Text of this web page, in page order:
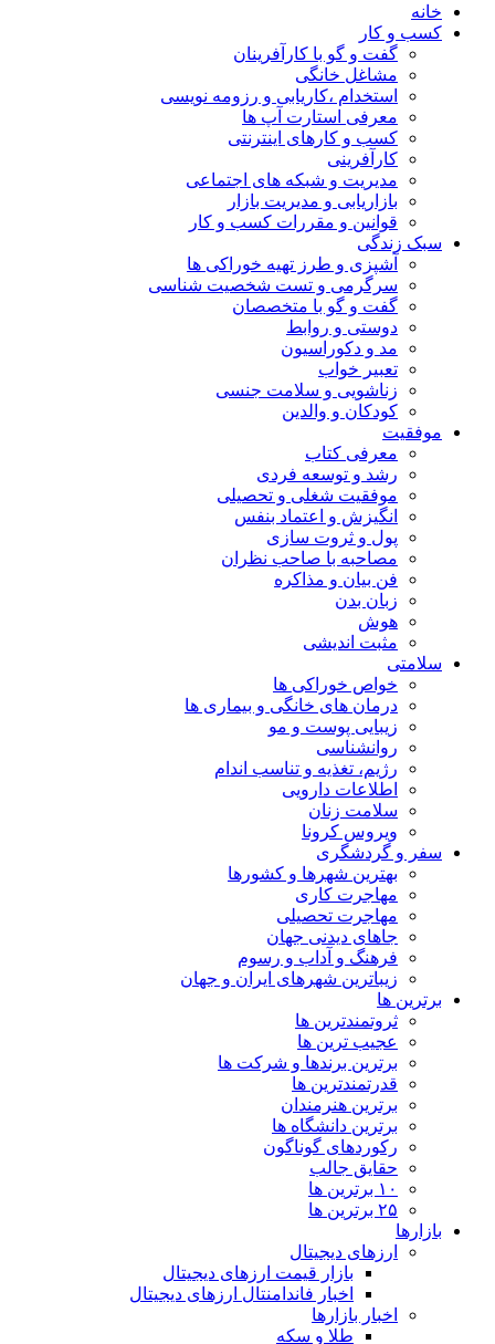
خانه
کسب و کار
گفت و گو با کارآفرینان
مشاغل خانگی
استخدام ،کاریابی و رزومه نویسی
معرفی استارت آپ ها
کسب و کارهای اینترنتی
کارآفرینی
مدیریت و شبکه های اجتماعی
بازاریابی و مدیریت بازار
قوانین و مقررات کسب و کار
سبک زندگی
آشپزی و طرز تهیه خوراکی ها
سرگرمی و تست شخصیت شناسی
گفت و گو با متخصصان
دوستی و روابط
مد و دکوراسیون
تعبیر خواب
زناشویی و سلامت جنسی
کودکان و والدین
موفقیت
معرفی کتاب
رشد و توسعه فردی
موفقیت شغلی و تحصیلی
انگیزش و اعتماد بنفس
پول و ثروت سازی
مصاحبه با صاحب نظران
فن بیان و مذاکره
زبان بدن
هوش
مثبت اندیشی
سلامتی
خواص خوراکی ها
درمان های خانگی و بیماری ها
زیبایی پوست و مو
روانشناسی
رژیم، تغذیه و تناسب اندام
اطلاعات دارویی
سلامت زنان
ویروس کرونا
سفر و گردشگری
بهترین شهرها و کشورها
مهاجرت کاری
مهاجرت تحصیلی
جاهای دیدنی جهان
فرهنگ و آداب و رسوم
زیباترین شهرهای ایران و جهان
برترین ها
ثروتمندترین ها
عجیب ترین ها
برترین برندها و شرکت ها
قدرتمندترین ها
برترین هنرمندان
برترین دانشگاه ها
رکوردهای گوناگون
حقایق جالب
۱۰ برترین ها
۲۵ برترین ها
بازارها
ارزهای دیجیتال
بازار قیمت ارزهای دیجیتال
اخبار فاندامنتال ارزهای دیجیتال
اخبار بازارها
طلا و سکه